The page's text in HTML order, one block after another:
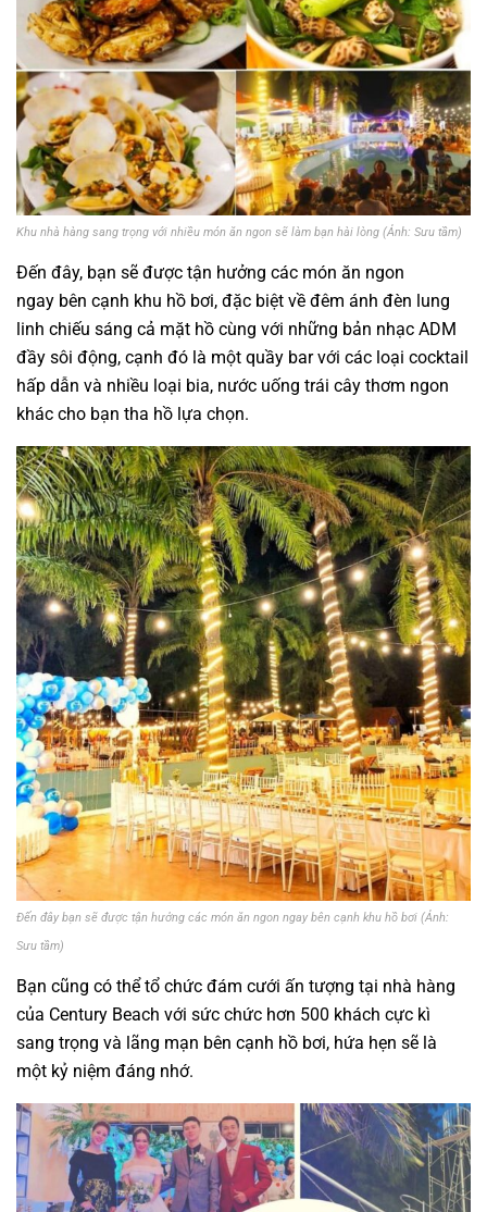
Khu nhà hàng sang trọng với nhiều món ăn ngon sẽ làm bạn hài lòng (Ảnh: Sưu tầm)
Đến đây, bạn sẽ được tận hưởng các món ăn ngon
ngay bên cạnh khu hồ bơi, đặc biệt về đêm ánh đèn lung
linh chiếu sáng cả mặt hồ cùng với những bản nhạc ADM
đầy sôi động, cạnh đó là một quầy bar với các loại cocktail
hấp dẫn và nhiều loại bia, nước uống trái cây thơm ngon
khác cho bạn tha hồ lựa chọn.
Đến đây bạn sẽ được tận hưởng các món ăn ngon ngay bên cạnh khu hồ bơi (Ảnh:
Sưu tầm)
Bạn cũng có thể tổ chức đám cưới ấn tượng tại nhà hàng
của Century Beach với sức chức hơn 500 khách cực kì
sang trọng và lãng mạn bên cạnh hồ bơi, hứa hẹn sẽ là
một kỷ niệm đáng nhớ.